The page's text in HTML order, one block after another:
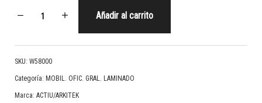
Añadir al carrito
SKU: W58000
Categoría: MOBIL. OFIC. GRAL. LAMINADO
Marca: ACTIU/ARKITEK